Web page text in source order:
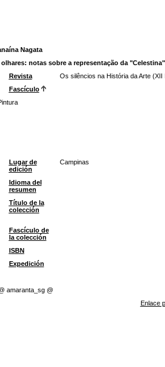
Nagata
olhares: notas sobre a representação da
Revista
Os silêncios na História da Arte
Fascículo
Lugar de
edición
Campinas
Idioma del
resumen
Título de la
colección
Fascículo de
la colección
ISBN
Expedición
amaranta_sg @
Enlace